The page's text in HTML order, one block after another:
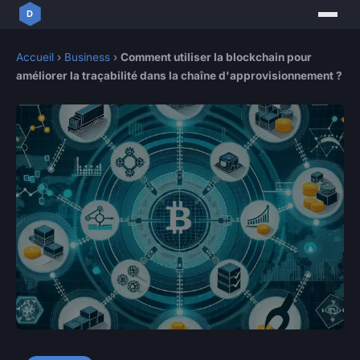
Accueil › Business › Comment utiliser la blockchain pour
améliorer la traçabilité dans la chaîne d'approvisionnement ?